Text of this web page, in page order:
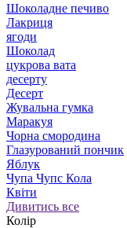
Шоколадне печиво
Лакриця
ягоди
Шоколад
цукрова вата
десерту
Десерт
Жувальна гумка
Маракуя
Чорна смородина
Глазурований пончик
Яблук
Чупа Чупс Кола
Квіти
Дивитись все
Колір